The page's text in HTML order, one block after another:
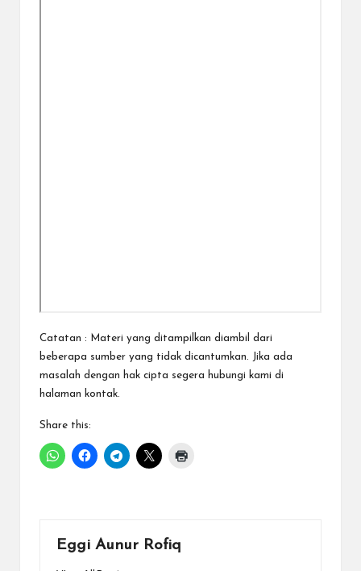
Catatan : Materi yang ditampilkan diambil dari
beberapa sumber yang tidak dicantumkan. Jika ada
masalah dengan hak cipta segera hubungi kami di
halaman kontak.
Share this:
Eggi Aunur Rofiq